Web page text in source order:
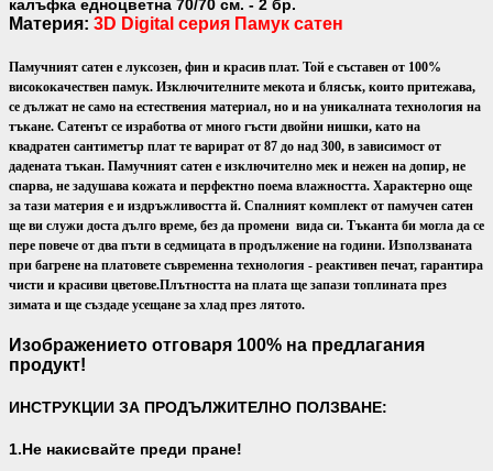
калъфка едноцветна 70/70 см. - 2 бр.
Материя: 3D Digital серия Памук сатен
Памучният сатен е луксозен, фин и красив плат. Той е съставен от 100%
висококачествен памук. Изключителните мекота и блясък, които притежава,
се дължат не само на естествения материал, но и на уникалната технология на
тъкане. Сатенът се изработва от много гъсти двойни нишки, като на
квадратен сантиметър плат те варират от 87 до над 300, в зависимост от
дадената тъкан. Памучният сатен е изключително мек и нежен на допир, не
спарва, не задушава кожата и перфектно поема влажността. Характерно още
за тази материя е и издръжливостта й. Спалният комплект от памучен сатен
ще ви служи доста дълго време, без да промени вида си. Тъканта би могла да се
пере повече от два пъти в седмицата в продължение на години. Използваната
при багрене на платовете съвременна технология - реактивен печат, гарантира
чисти и красиви цветове.Плътността на плата ще запази топлината през
зимата и ще създаде усещане за хлад през лятото.
Изображението отговаря 100% на предлагания
продукт!
ИНСТРУКЦИИ ЗА ПРОДЪЛЖИТЕЛНО ПОЛЗВАНЕ:
1.Не накисвайте преди пране!